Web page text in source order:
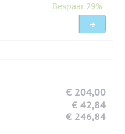
Bespaar 29%
€ 204,00
€ 42,84
€ 246,84